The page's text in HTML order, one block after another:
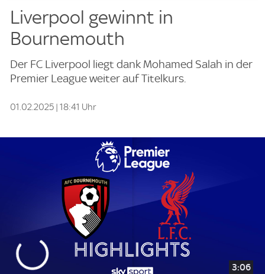
Liverpool gewinnt in
Bournemouth
Der FC Liverpool liegt dank Mohamed Salah in der
Premier League weiter auf Titelkurs.
01.02.2025 | 18:41 Uhr
3:06